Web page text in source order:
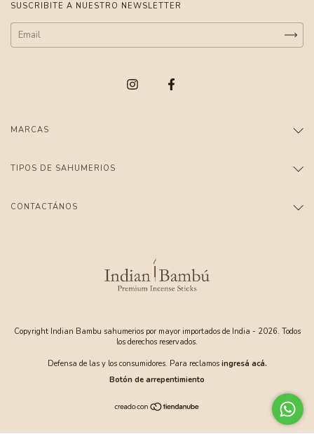
SUSCRIBITE A NUESTRO NEWSLETTER
MARCAS
TIPOS DE SAHUMERIOS
CONTACTÁNOS
Copyright Indian Bambu sahumerios por mayor importados de India - 2026. Todos
los derechos reservados.
Defensa de las y los consumidores. Para reclamos ingresá acá.
Botón de arrepentimiento